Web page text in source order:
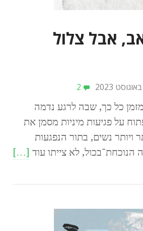
אבל צלול
2
כל כך, שבה לרגע נדמה
על פגיעות מיניות מסמן את
ויותר נשים, בתור הנפגעות
הנוכחת־בכול, לא צייתו עוד […]